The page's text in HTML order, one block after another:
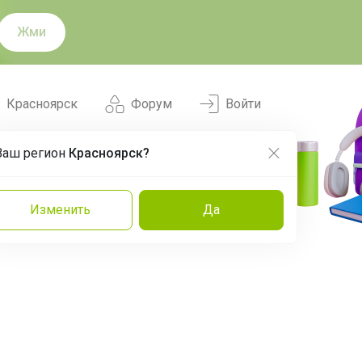
Жми
Форум
Красноярск
регион Красноярск?
Изменить Да
Войти
Команда Эксперты